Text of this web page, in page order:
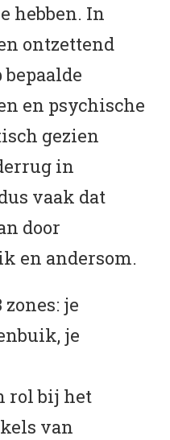
hebben. In
ontzettend
en psychische
gezien
in
vaak dat
door
en andersom.
je
je
rol bij het
van